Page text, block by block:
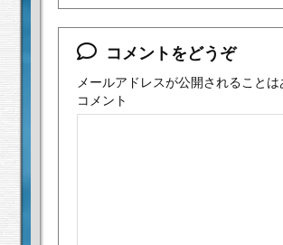
コメントをどうぞ
メールアドレスが公開されることは
コメント